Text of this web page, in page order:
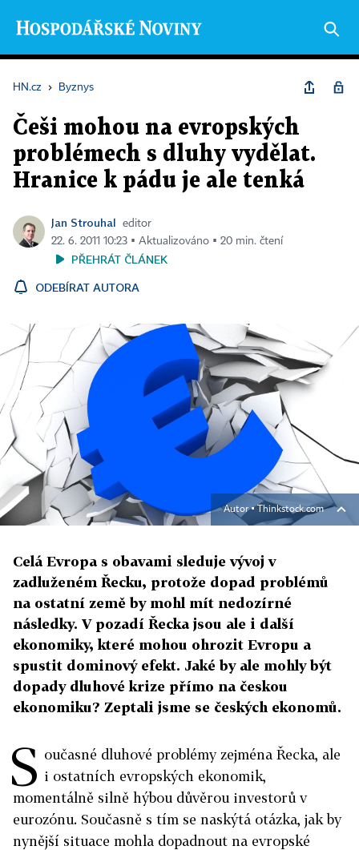
HN.cz › Byznys
Češi mohou na evropských
problémech s dluhy vydělat.
Hranice k pádu je ale tenká
Jan Strouhal
editor
22. 6. 2011 10:23 ▪ Aktualizováno ▪ 20 min. čtení
PŘEHRÁT ČLÁNEK
ODEBÍRAT AUTORA
Autor ▪ Thinkstock.com
Celá Evropa s obavami sleduje vývoj v
zadluženém Řecku, protože dopad problémů
na ostatní země by mohl mít nedozírné
následky. V pozadí Řecka jsou ale i další
ekonomiky, které mohou ohrozit Evropu a
spustit dominový efekt. Jaké by ale mohly být
dopady dluhové krize přímo na českou
ekonomiku? Zeptali jsme se českých ekonomů.
S oučasné dluhové problémy zejména Řecka, ale
i ostatních evropských ekonomik,
momentálně silně hýbou důvěrou investorů v
eurozónu. Současně s tím se naskýtá otázka, jak by
nynější situace mohla dopadnout na evropské